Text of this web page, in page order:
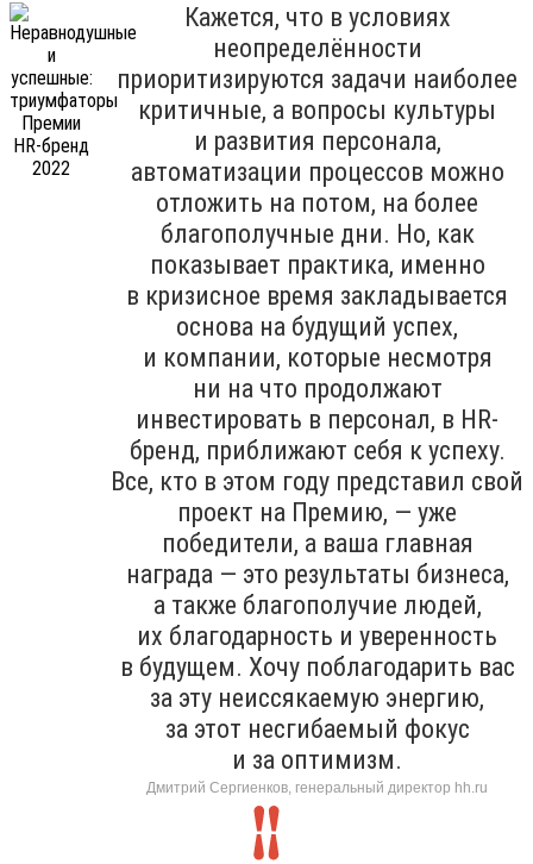
Кажется, что в условиях
неопределённости
приоритизируются задачи наиболее
критичные, а вопросы культуры
и развития персонала,
автоматизации процессов можно
отложить на потом, на более
благополучные дни. Но, как
показывает практика, именно
в кризисное время закладывается
основа на будущий успех,
и компании, которые несмотря
ни на что продолжают
инвестировать в персонал, в HR-
бренд, приближают себя к успеху.
Все, кто в этом году представил свой
проект на Премию, — уже
победители, а ваша главная
награда — это результаты бизнеса,
а также благополучие людей,
их благодарность и уверенность
в будущем. Хочу поблагодарить вас
за эту неиссякаемую энергию,
за этот несгибаемый фокус
и за оптимизм.
Дмитрий Сергиенков, генеральный директор hh.ru